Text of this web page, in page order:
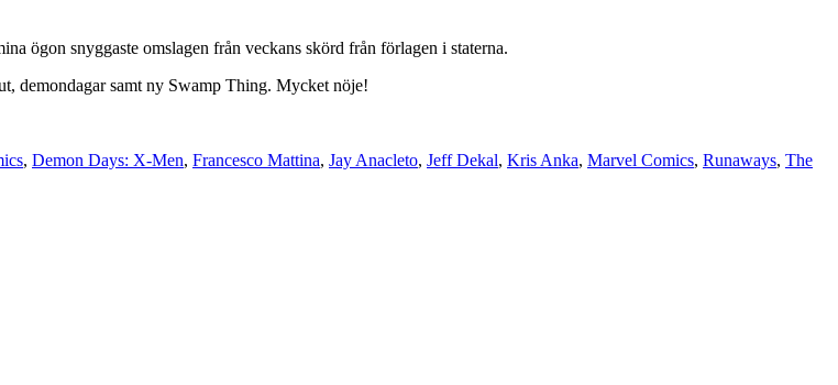
ögon snyggaste omslagen från veckans skörd från förlagen i staterna.
demondagar samt ny Swamp Thing. Mycket nöje!
, Demon Days: X-Men, Francesco Mattina, Jay Anacleto, Jeff Dekal, Kris Anka, Marvel Comics, Runaways, The